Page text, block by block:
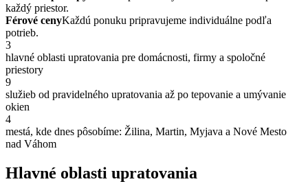
každý priestor.
Férové cenyKaždú ponuku pripravujeme individuálne podľa
potrieb.
3
hlavné oblasti upratovania pre domácnosti, firmy a spoločné
priestory
9
služieb od pravidelného upratovania až po tepovanie a umývanie
okien
4
mestá, kde dnes pôsobíme: Žilina, Martin, Myjava a Nové Mesto
nad Váhom
Hlavné oblasti upratovania